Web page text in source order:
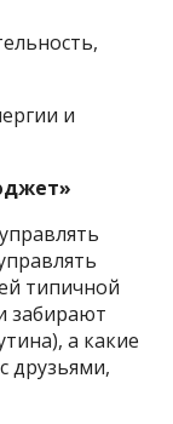
и
типичной
забирают
а какие
друзьями,